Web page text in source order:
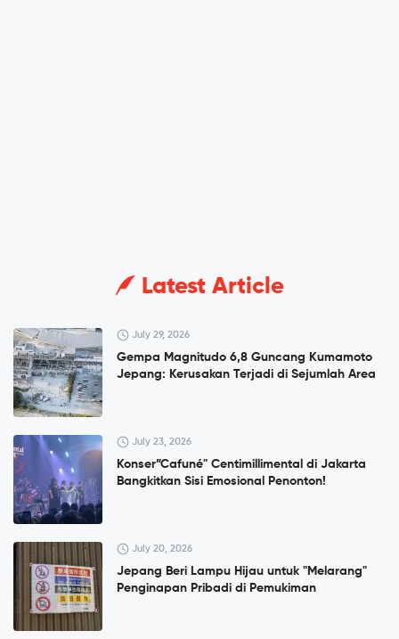
Latest Article
July 29, 2026
Gempa Magnitudo 6,8 Guncang Kumamoto
Jepang: Kerusakan Terjadi di Sejumlah Area
July 23, 2026
Konser”Cafuné" Centimillimental di Jakarta
Bangkitkan Sisi Emosional Penonton!
July 20, 2026
Jepang Beri Lampu Hijau untuk "Melarang"
Penginapan Pribadi di Pemukiman